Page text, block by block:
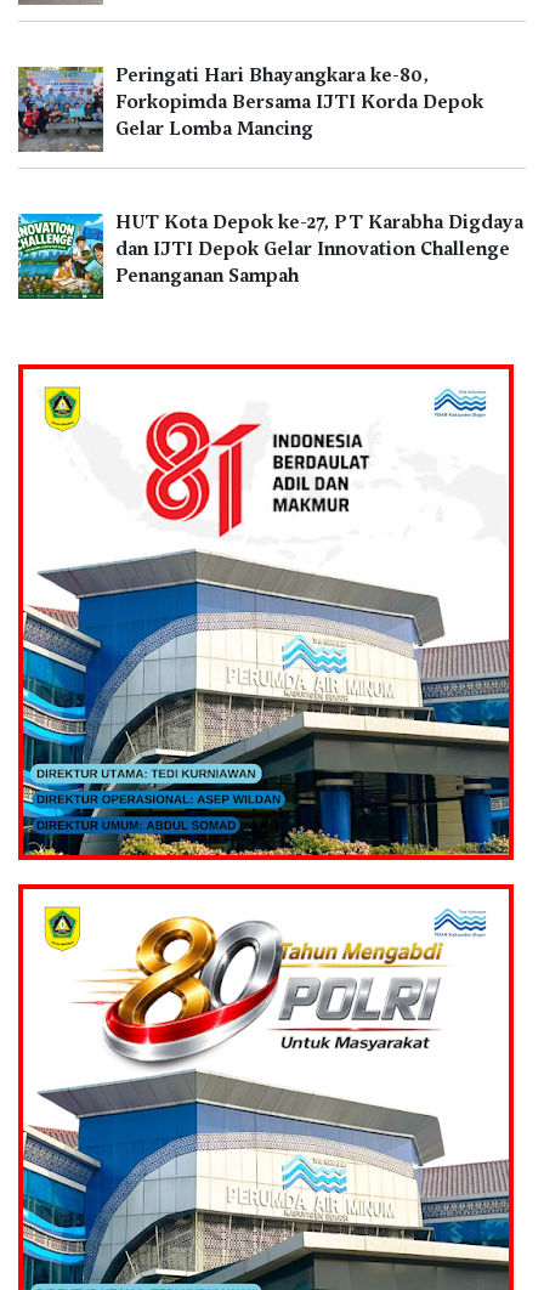
Peringati Hari Bhayangkara ke-80,
Forkopimda Bersama IJTI Korda Depok
Gelar Lomba Mancing
HUT Kota Depok ke-27, PT Karabha Digdaya
dan IJTI Depok Gelar Innovation Challenge
Penanganan Sampah